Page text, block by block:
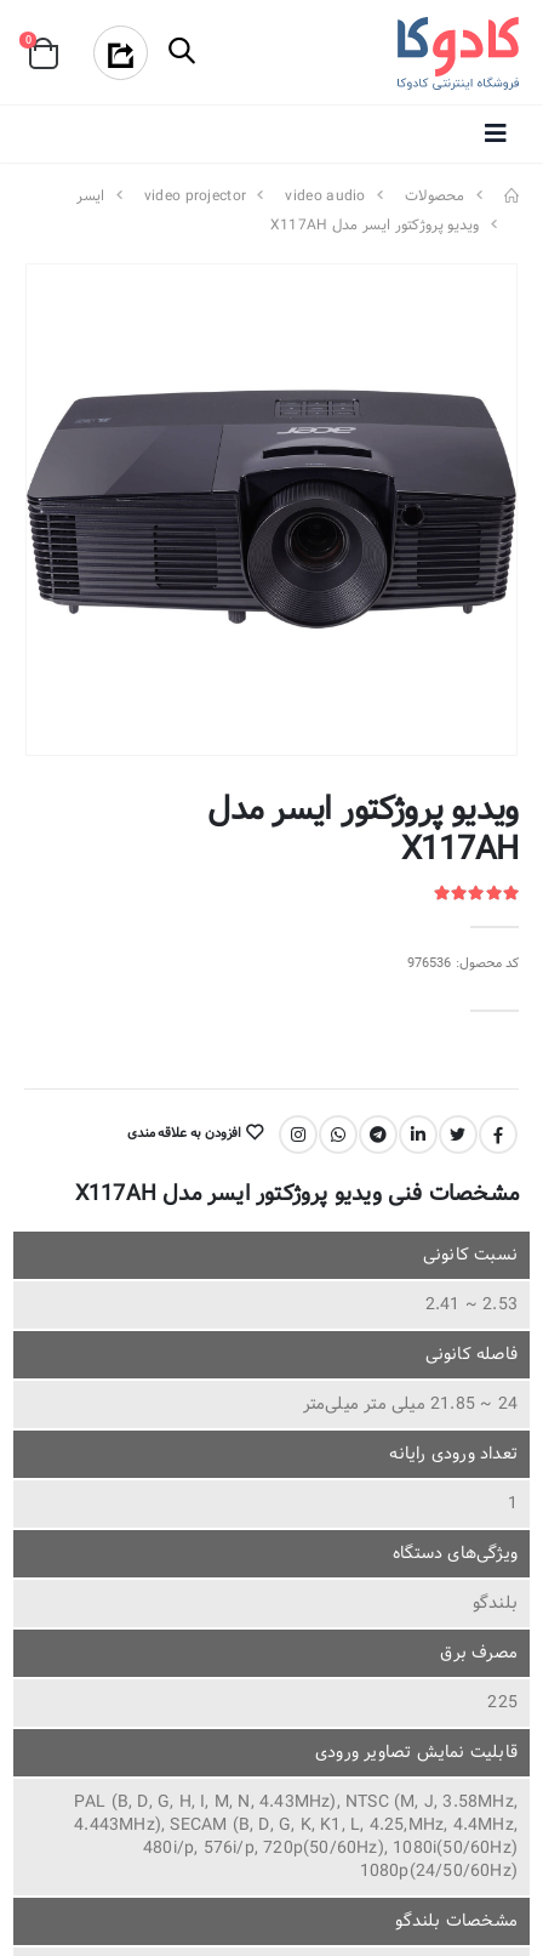
0
محصولات video audio
video projector
ایسر
ویدیو پروژکتور ایسر مدل X117AH
ویدیو پروژکتور ایسر مدل
X117AH
کد محصول: 976536
اشتراک گذاری: افزودن به علاقه مندی
مشخصات فنی ویدیو پروژکتور ایسر مدل X117AH
نسبت کانونی
2.53 ~ 2.41
فاصله کانونی
24 ~ 21.85 میلی متر میلی‌متر
تعداد ورودی رایانه
1
ویژگی‌های دستگاه
بلندگو
مصرف برق
225
قابلیت نمایش تصاویر ورودی
PAL (B, D, G, H, I, M, N, 4.43MHz), NTSC (M, J, 3.58MHz,
4.443MHz), SECAM (B, D, G, K, K1, L, 4.25,MHz, 4.4MHz,
480i/p, 576i/p, 720p(50/60Hz), 1080i(50/60Hz)
1080p(24/50/60Hz)
مشخصات بلندگو